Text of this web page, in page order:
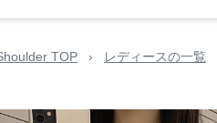
TOP › レディースの一覧